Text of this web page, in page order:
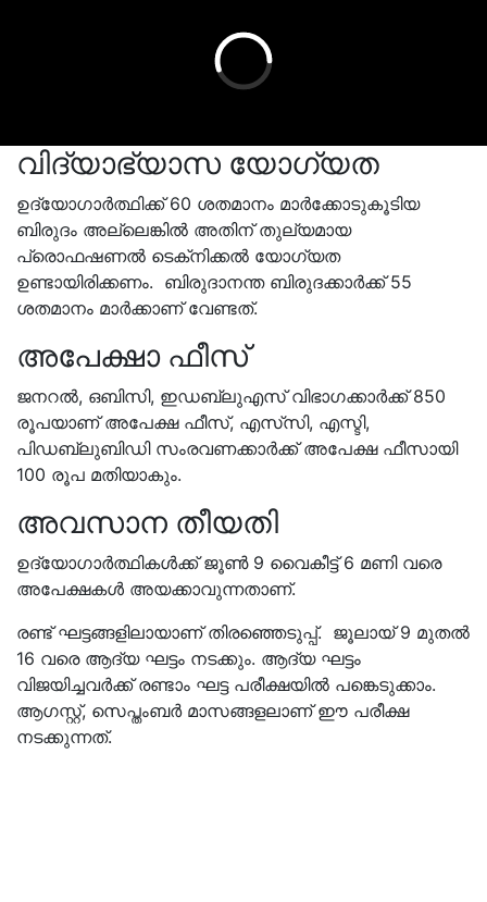
വിദ്യാഭ്യാസ യോഗ്യത
ഉദ്യോഗാർത്ഥിക്ക് 60 ശതമാനം മാര്‍ക്കോടുകൂടിയ
ബിരുദം അല്ലെങ്കിൽ അതിന് തുല്യമായ
പ്രൊഫഷണല്‍ ടെക്‌നിക്കല്‍ യോഗ്യത
ഉണ്ടായിരിക്കണം. ബിരുദാനന്ത ബിരുദക്കാര്‍ക്ക് 55
ശതമാനം മാര്‍ക്കാണ് വേണ്ടത്.
അപേക്ഷാ ഫീസ്
ജനറൽ, ഒബിസി, ഇഡബ്ലുഎസ് വിഭാഗക്കാർക്ക് 850
രൂപയാണ് അപേക്ഷ ഫീസ്, എസ്‍സി, എസ്ടി,
പിഡബ്ലുബിഡി സംരവണക്കാർക്ക് അപേക്ഷ ഫീസായി
100 രൂപ മതിയാകും.
അവസാന തീയതി
ഉദ്യോഗാർത്ഥികൾക്ക്‌ ജൂണ്‍ 9 വൈകീട്ട് 6 മണി വരെ
അപേക്ഷകൾ അയക്കാവുന്നതാണ്.
രണ്ട് ഘട്ടങ്ങളിലായാണ് തിരഞ്ഞെടുപ്പ്. ജൂലായ് 9 മുതല്‍
16 വരെ ആദ്യ ഘട്ടം നടക്കും. ആദ്യ ഘട്ടം
വിജയിച്ചവര്‍ക്ക് രണ്ടാം ഘട്ട പരീക്ഷയില്‍ പങ്കെടുക്കാം.
ആഗസ്റ്റ്, സെപ്തംബര്‍ മാസങ്ങളലാണ് ഈ പരീക്ഷ
നടക്കുന്നത്.